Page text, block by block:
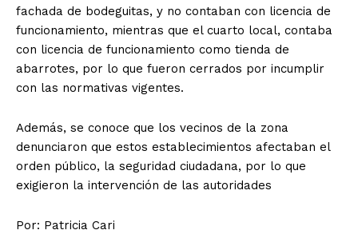
fachada de bodeguitas, y no contaban con licencia de
funcionamiento, mientras que el cuarto local, contaba
con licencia de funcionamiento como tienda de
abarrotes, por lo que fueron cerrados por incumplir
con las normativas vigentes.
Además, se conoce que los vecinos de la zona
denunciaron que estos establecimientos afectaban el
orden público, la seguridad ciudadana, por lo que
exigieron la intervención de las autoridades
Por: Patricia Cari